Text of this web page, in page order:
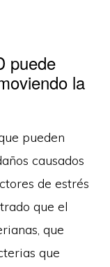
puede
la
pueden
causados
de estrés
que el
que
que